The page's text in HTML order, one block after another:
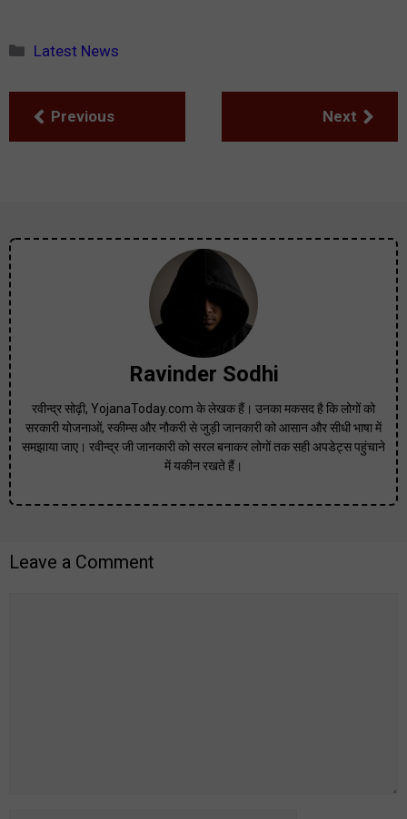
Categories
Latest News
Previous Next
Ravinder Sodhi
रवीन्द्र सोढ़ी, YojanaToday.com के लेखक हैं। उनका मकसद है कि लोगों को
सरकारी योजनाओं, स्कीम्स और नौकरी से जुड़ी जानकारी को आसान और सीधी भाषा में
समझाया जाए। रवीन्द्र जी जानकारी को सरल बनाकर लोगों तक सही अपडेट्स पहुंचाने
में यकीन रखते हैं।
Leave a Comment